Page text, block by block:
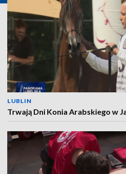
LUBLIN
Trwają Dni Konia Arabskiego w